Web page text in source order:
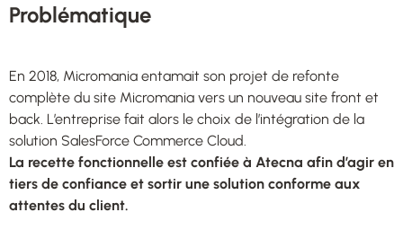
Problématique
En 2018, Micromania entamait son projet de refonte
complète du site Micromania vers un nouveau site front et
back. L’entreprise fait alors le choix de l’intégration de la
solution SalesForce Commerce Cloud.
La recette fonctionnelle est confiée à Atecna afin d’agir en
tiers de confiance et sortir une solution conforme aux
attentes du client.